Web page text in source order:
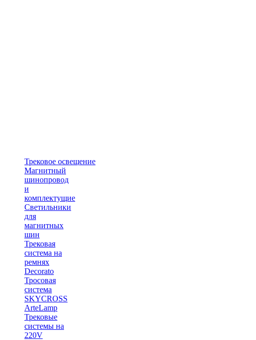
Трековое освещение
Магнитный
шинопровод
и
комплектущие
Светильники
для
магнитных
шин
Трековая
система на
ремнях
Decorato
Тросовая
система
SKYCROSS
ArteLamp
Трековые
системы на
220V